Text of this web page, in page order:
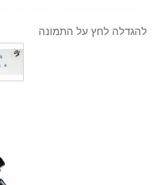
להגדלה לחץ על התמונה